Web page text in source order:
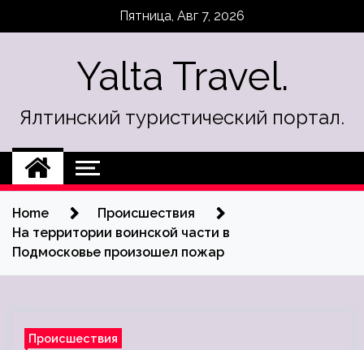
Пятница, Авг 7, 2026
Yalta Travel.
Ялтинский туристический портал.
Home
Происшествия
На территории воинской части в
Подмосковье произошел пожар
Происшествия